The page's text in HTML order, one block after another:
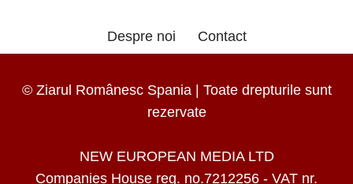
Despre noi Contact
© Ziarul Românesc Spania | Toate drepturile sunt
rezervate
NEW EUROPEAN MEDIA LTD
Companies House reg. no.7212256 - VAT nr.